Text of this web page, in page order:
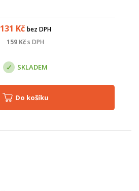
131 Kč bez DPH
159 Kčs DPH
SKLADEM
Do košíku